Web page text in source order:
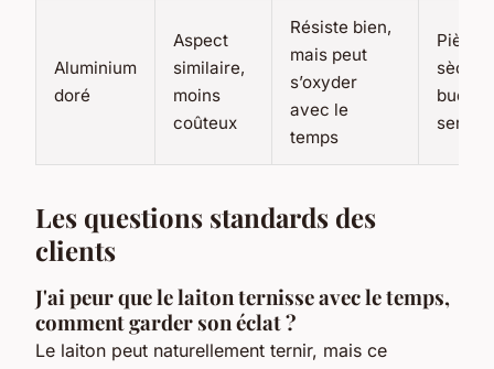
Aluminium
doré
Aspect
similaire,
moins
coûteux
Résiste bien,
mais peut
s’oxyder
avec le
temps
Pièces
budget
serré
Les questions standards des
clients
J'ai peur que le laiton ternisse avec le temps,
comment garder son éclat ?
Le laiton peut naturellement ternir, mais ce